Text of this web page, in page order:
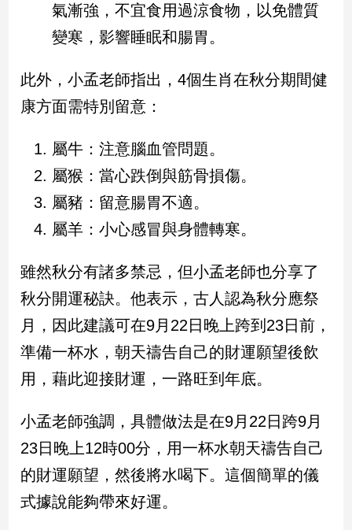
方
新
冠
毒
區
台
灣
觀
點
南
台
灣
點
娛
樂
氣漸強，不宜食用過涼食物，以免體質
變寒，影響睡眠和腸胃。
此外，小孟老師指出，4個生肖在秋分期間健
康方面需特別留意：
屬牛：注意腦血管問題。
屬猴：當心跌倒與筋骨損傷。
屬豬：留意腸胃不適。
屬羊：小心感冒與身體轉寒。
雖然秋分有諸多禁忌，但小孟老師也分享了
秋分開運秘訣。他表示，古人認為秋分應祭
月，因此建議可在9月22日晚上跨到23日前，
準備一杯水，朝天禱告自己的財運願望後飲
用，藉此迎接財運，一路旺到年底。
小孟老師強調，具體做法是在9月22日跨9月
23日晚上12時00分，用一杯水朝天禱告自己
的財運願望，然後將水喝下。這個簡單的儀
式據說能夠帶來好運。